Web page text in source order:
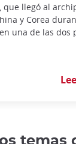
que llegó al
y Corea
una de las dos
temas